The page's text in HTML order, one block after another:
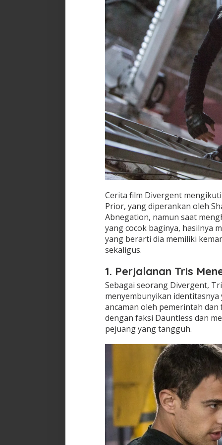
Cerita film Divergent
Prior, yang diperankan oleh
Abnegation, namun saat
yang cocok baginya, hasilnya
yang berarti dia memiliki
sekaligus.
1. Perjalanan Tris
Sebagai seorang Divergent,
menyembunyikan
ancaman oleh pemerintah
dengan faksi Dauntless dan
pejuang yang tangguh.